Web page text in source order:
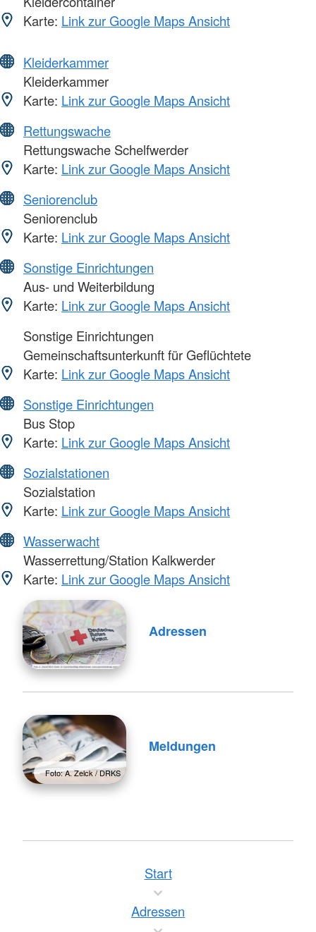
Karte: Link zur Google Maps Ansicht
Kleiderkammer
Kleiderkammer
Karte: Link zur Google Maps Ansicht
Rettungswache
Rettungswache Schelfwerder
Karte: Link zur Google Maps Ansicht
Seniorenclub
Seniorenclub
Karte: Link zur Google Maps Ansicht
Sonstige Einrichtungen
Aus- und Weiterbildung
Karte: Link zur Google Maps Ansicht
Sonstige Einrichtungen
Gemeinschaftsunterkunft für Geflüchtete
Karte: Link zur Google Maps Ansicht
Sonstige Einrichtungen
Bus Stop
Karte: Link zur Google Maps Ansicht
Sozialstationen
Sozialstation
Karte: Link zur Google Maps Ansicht
Wasserwacht
Wasserrettung/Station Kalkwerder
Karte: Link zur Google Maps Ansicht
Adressen
Foto: A. Zelck / DRKS
Meldungen
Start
Adressen